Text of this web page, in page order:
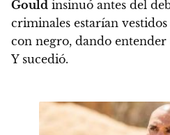
Gould insinuó antes del
criminales estarían
con negro, dando entender
Y sucedió.